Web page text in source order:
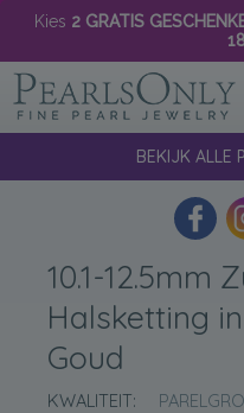
Kies 2 GRATIS
BEKIJK ALLE
10.1-12.5mm
Halsketting
Goud
KWALITEIT: